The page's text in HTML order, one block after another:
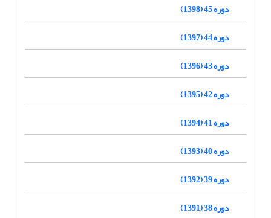
دوره 45 (1398)
دوره 44 (1397)
دوره 43 (1396)
دوره 42 (1395)
دوره 41 (1394)
دوره 40 (1393)
دوره 39 (1392)
دوره 38 (1391)